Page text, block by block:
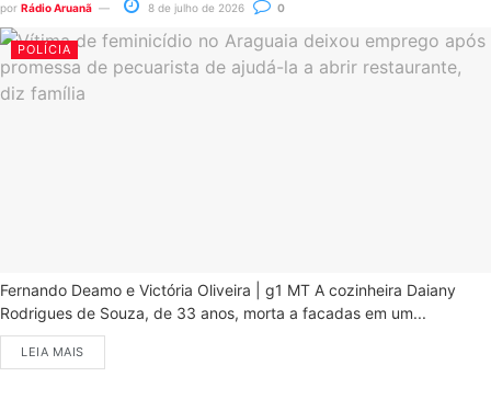
por Rádio Aruanã 8 de julho de 2026 0
POLÍCIA
Fernando Deamo e Victória Oliveira | g1 MT A cozinheira Daiany
Rodrigues de Souza, de 33 anos, morta a facadas em um...
LEIA MAIS